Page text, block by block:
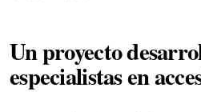
Un proyecto
especialistas en